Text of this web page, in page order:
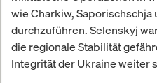
wie Charkiw,
durchzuführen. Selenskyj
die regionale Stabilität
Integrität der Ukraine weiter